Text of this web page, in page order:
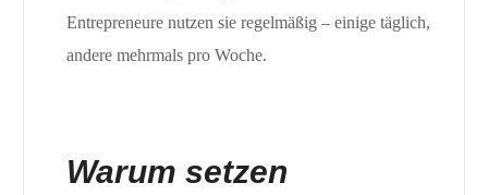
Entrepreneure nutzen sie regelmäßig – einige täglich,
andere mehrmals pro Woche.
Warum setzen